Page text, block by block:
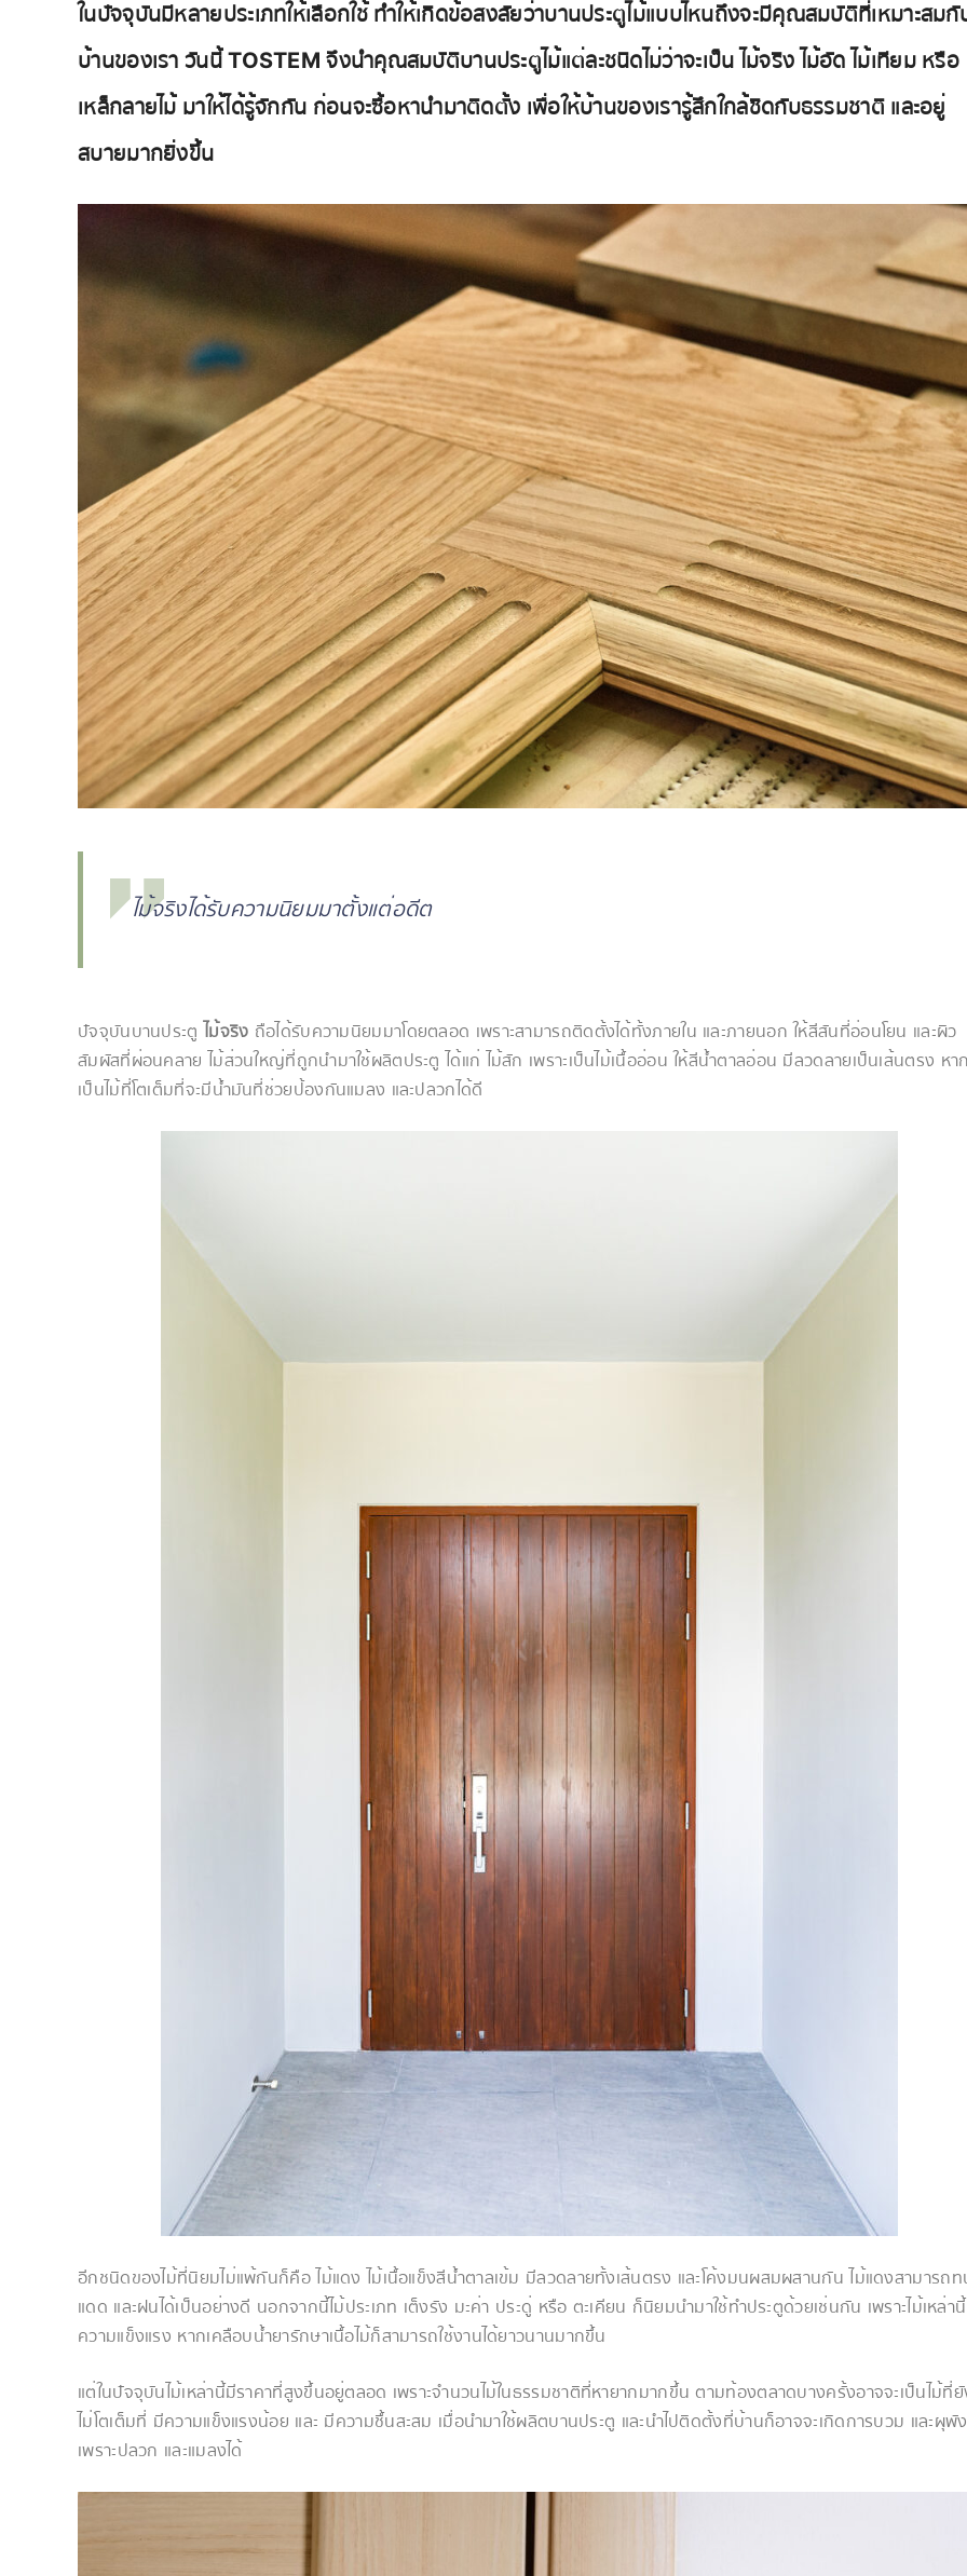
ในปัจจุบันมีหลายประเภทให้เลือกใช้ ทำให้เกิดข้อสงสัยว่าบานประตูไม้แบบไหนถึงจะมีคุณสมบัติที่เหมาะสมกั
บ้านของเรา วันนี้ TOSTEM จึงนำคุณสมบัติบานประตูไม้แต่ละชนิดไม่ว่าจะเป็น ไม้จริง ไม้อัด ไม้เทียม หรือ
เหล็กลายไม้ มาให้ได้รู้จักกัน ก่อนจะซื้อหานำมาติดตั้ง เพื่อให้บ้านของเรารู้สึกใกล้ชิดกับธรรมชาติ และอยู่
สบายมากยิ่งขึ้น
ไม้จริงได้รับความนิยมมาตั้งแต่อดีต
ปัจจุบันบานประตู ไม้จริง ถือได้รับความนิยมมาโดยตลอด เพราะสามารถติดตั้งได้ทั้งภายใน และภายนอก ให้สีสันที่อ่อนโยน และผิว
สัมผัสที่ผ่อนคลาย ไม้ส่วนใหญ่ที่ถูกนำมาใช้ผลิตประตู ได้แก่ ไม้สัก เพราะเป็นไม้เนื้ออ่อน ให้สีน้ำตาลอ่อน มีลวดลายเป็นเส้นตรง หา
เป็นไม้ที่โตเต็มที่จะมีน้ำมันที่ช่วยป้องกันแมลง และปลวกได้ดี
อีกชนิดของไม้ที่นิยมไม่แพ้กันก็คือ ไม้แดง ไม้เนื้อแข็งสีน้ำตาลเข้ม มีลวดลายทั้งเส้นตรง และโค้งมนผสมผสานกัน ไม้แดงสามารถ
แดด และฝนได้เป็นอย่างดี นอกจากนี้ไม้ประเภท เต็งรัง มะค่า ประดู่ หรือ ตะเคียน ก็นิยมนำมาใช้ทำประตูด้วยเช่นกัน เพราะไม้เหล่า
ความแข็งแรง หากเคลือบน้ำยารักษาเนื้อไม้ก็สามารถใช้งานได้ยาวนานมากขึ้น
แต่ในปัจจุบันไม้เหล่านี้มีราคาที่สูงขึ้นอยู่ตลอด เพราะจำนวนไม้ในธรรมชาติที่หายากมากขึ้น ตามท้องตลาดบางครั้งอาจจะเป็นไม้ที่
ไม่โตเต็มที่ มีความแข็งแรงน้อย และ มีความชื้นสะสม เมื่อนำมาใช้ผลิตบานประตู และนำไปติดตั้งที่บ้านก็อาจจะเกิดการบวม และผุพัง
เพราะปลวก และแมลงได้